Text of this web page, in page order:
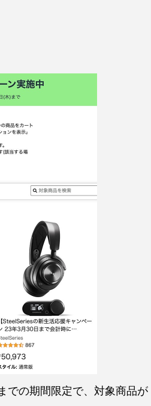
での期間限定で、対象商品が